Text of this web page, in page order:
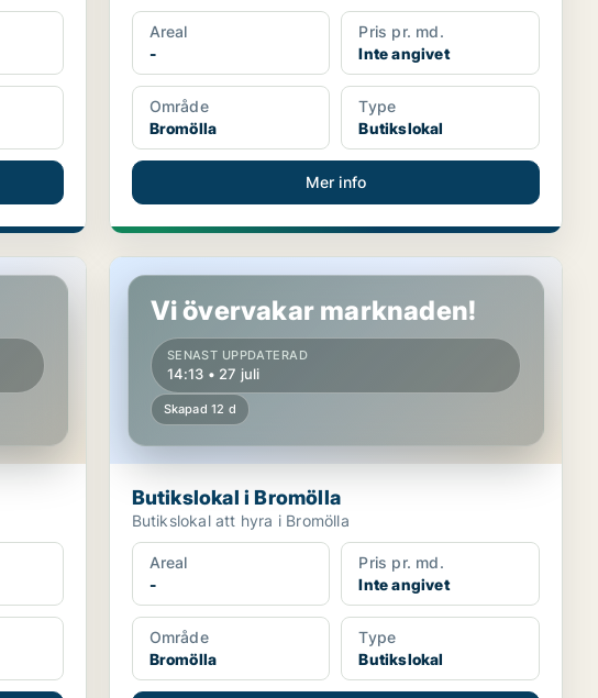
Areal
-
Pris pr. md.
Inte angivet
Område
Bromölla
Type
Butikslokal
Mer info
Butikslokal i Bromölla
Vi övervakar marknaden!
SENAST UPPDATERAD
14:13 • 27 juli
Skapad 12 d
Butikslokal i Bromölla
Butikslokal att hyra i Bromölla
Areal
-
Pris pr. md.
Inte angivet
Område
Bromölla
Type
Butikslokal